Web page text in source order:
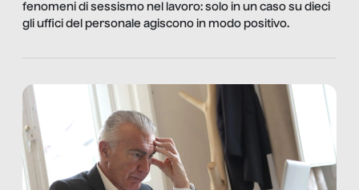
fenomeni di sessismo nel lavoro: solo in un caso su dieci
gli uffici del personale agiscono in modo positivo.